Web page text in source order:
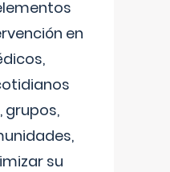
en
grupos,
su